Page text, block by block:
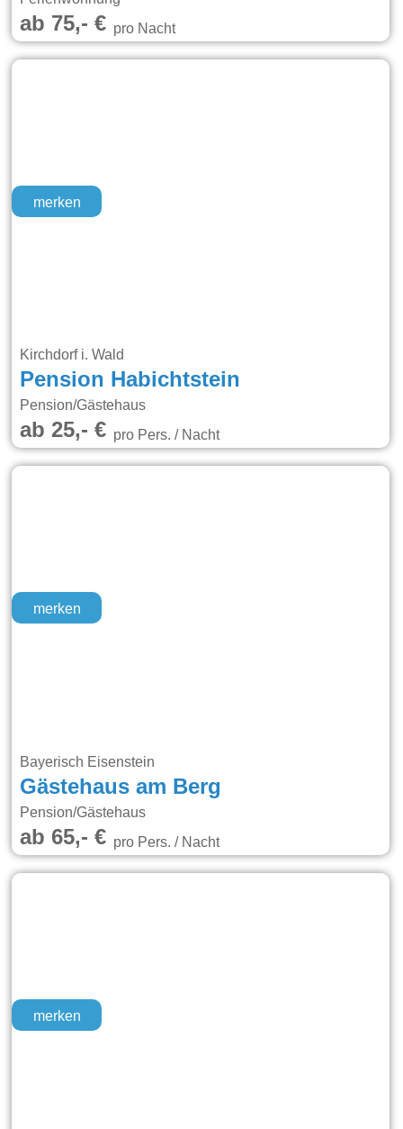
ab 75,- €pro Nacht
merken
Kirchdorf i. Wald
Pension Habichtstein
Pension/Gästehaus
ab 25,- €pro Pers. / Nacht
merken
Bayerisch Eisenstein
Gästehaus am Berg
Pension/Gästehaus
ab 65,- €pro Pers. / Nacht
merken